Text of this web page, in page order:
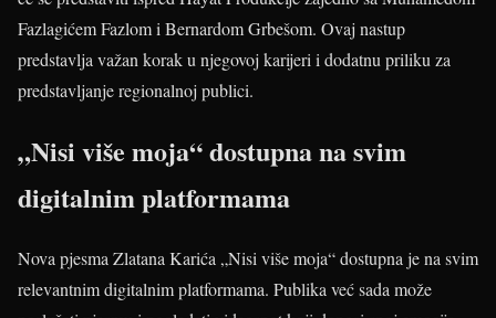
Fazlagićem Fazlom i Bernardom Grbešom. Ovaj nastup
predstavlja važan korak u njegovoj karijeri i dodatnu priliku za
predstavljanje regionalnoj publici.
„Nisi više moja“ dostupna na svim
digitalnim platformama
Nova pjesma Zlatana Karića „Nisi više moja“ dostupna je na svim
relevantnim digitalnim platformama. Publika već sada može